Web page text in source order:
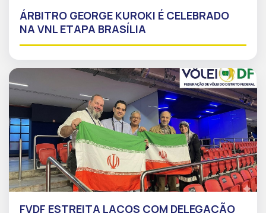
ÁRBITRO GEORGE KUROKI É CELEBRADO
NA VNL ETAPA BRASÍLIA
FVDF ESTREITA LAÇOS COM DELEGAÇÃO